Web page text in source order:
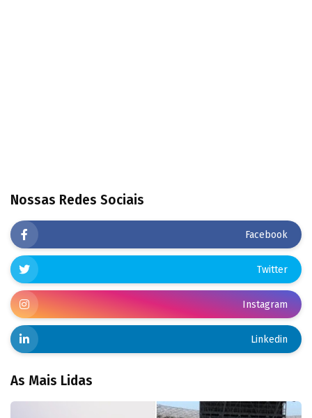
Nossas Redes Sociais
Facebook
Twitter
Instagram
Linkedin
As Mais Lidas